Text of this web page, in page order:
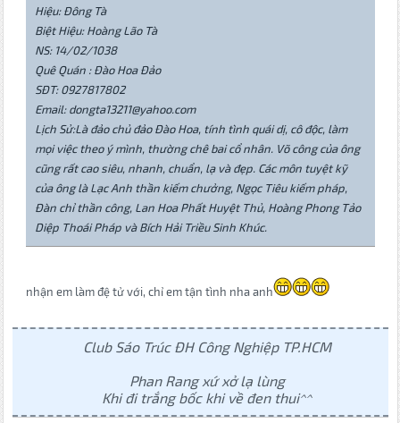
Hiệu: Đông Tà
Biệt Hiệu: Hoàng Lão Tà
NS: 14/02/1038
Quê Quán : Đào Hoa Đảo
SĐT: 0927817802
Email: dongta13211@yahoo.com
Lịch Sử:Là đảo chủ đảo Đào Hoa, tính tình quái dị, cô độc, làm
mọi việc theo ý mình, thường chê bai cổ nhân. Võ công của ông
cũng rất cao siêu, nhanh, chuẩn, lạ và đẹp. Các môn tuyệt kỹ
của ông là Lạc Anh thần kiếm chưởng, Ngọc Tiêu kiếm pháp,
Đàn chỉ thần công, Lan Hoa Phất Huyệt Thủ, Hoàng Phong Tảo
Diệp Thoái Pháp và Bích Hải Triều Sinh Khúc.
nhận em làm đệ tử với, chỉ em tận tình nha anh
Club Sáo Trúc ĐH Công Nghiệp TP.HCM
Phan Rang xứ xở lạ lùng
Khi đi trắng bốc khi về đen thui^^